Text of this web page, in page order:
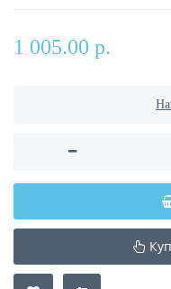
1 005.00 р.